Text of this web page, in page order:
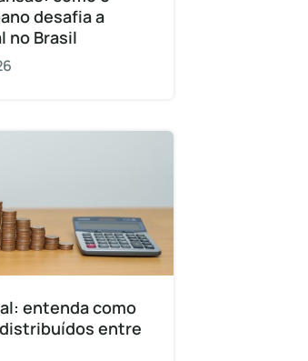
desafia a
no Brasil
entenda como
entre